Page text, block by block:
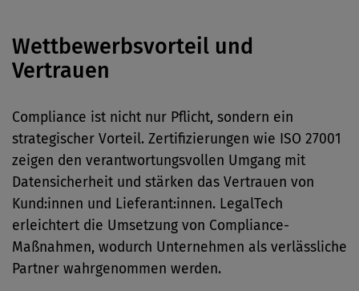
Wettbewerbsvorteil und
Vertrauen
Compliance ist nicht nur Pflicht, sondern ein
strategischer Vorteil. Zertifizierungen wie ISO 27001
zeigen den verantwortungsvollen Umgang mit
Datensicherheit und stärken das Vertrauen von
Kund:innen und Lieferant:innen. LegalTech
erleichtert die Umsetzung von Compliance-
Maßnahmen, wodurch Unternehmen als verlässliche
Partner wahrgenommen werden.